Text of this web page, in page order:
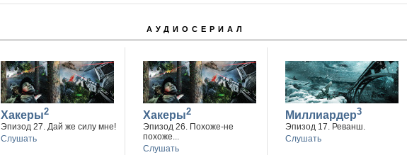
АУДИОСЕРИАЛ
Хакеры2
Эпизод 27. Дай же силу мне!
Слушать
Хакеры2
Эпизод 26. Похоже-не
похоже...
Слушать
Миллиардер3
Эпизод 17. Реванш.
Слушать